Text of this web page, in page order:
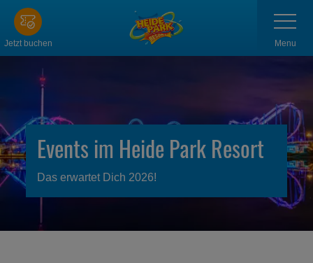
Zum
Hauptinhalt
springen
Jetzt buchen
anzeigen
Menu
Events im Heide Park Resort
Das erwartet Dich 2026!